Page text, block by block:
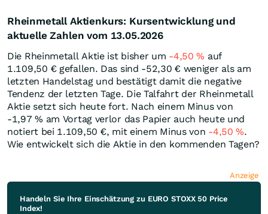
Rheinmetall Aktienkurs: Kursentwicklung und
aktuelle Zahlen vom 13.05.2026
Die Rheinmetall Aktie ist bisher um -4,50% auf
1.109,50 €gefallen. Das sind -52,30€weniger als am
letzten Handelstag und bestätigt damit die negative
Tendenz der letzten Tage. Die Talfahrt der Rheinmetall
Aktie setzt sich heute fort. Nach einem Minus von
-1,97% am Vortag verlor das Papier auch heute und
notiert bei 1.109,50 €, mit einem Minus von -4,50%.
Wie entwickelt sich die Aktie in den kommenden Tagen?
Anzeige
Handeln Sie Ihre Einschätzung zu EURO STOXX 50 Price
Index!